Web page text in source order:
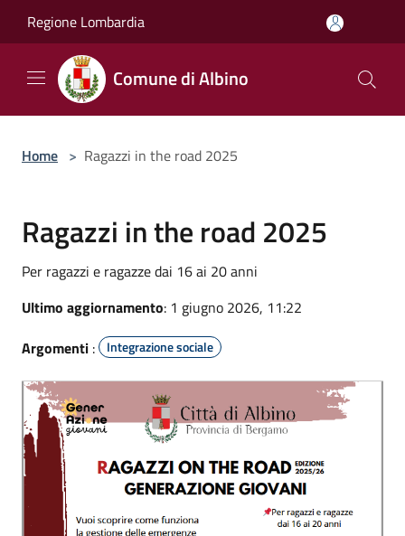
Regione Lombardia
Comune di Albino
Home > Ragazzi in the road 2025
Ragazzi in the road 2025
Per ragazzi e ragazze dai 16 ai 20 anni
Ultimo aggiornamento: 1 giugno 2026, 11:22
Argomenti : Integrazione sociale